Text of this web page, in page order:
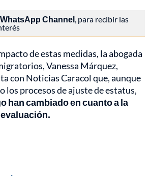
WhatsApp Channel , para recibir las
de estas medidas, la abogada
Vanessa Márquez,
con Noticias Caracol que, aunque
los procesos de ajuste de estatus,
han cambiado en cuanto a la